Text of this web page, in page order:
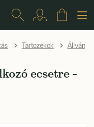
Tartozékok
ecsetre –